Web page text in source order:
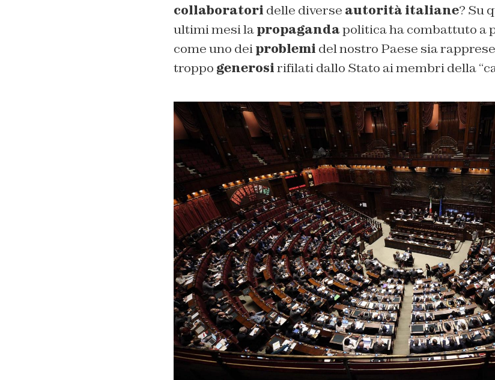
collaboratori delle diverse autorità italiane? Su
ultimi mesi lapropagandapolitica ha combattuto a
come uno deiproblemi del nostro Paese sia
troppo generosirifilati dallo Stato ai membri della